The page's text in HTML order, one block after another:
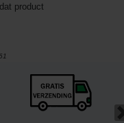
product